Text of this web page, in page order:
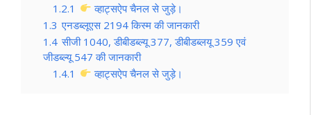
1.2.1
व्हाट्सऐप चैनल से जुड़े।
1.3 एनडब्लूएस 2194 किस्म की जानकारी
1.4 सीजी 1040, डीबीडब्ल्यू 377, डीबीडब्लयू 359 एवं
जीडब्ल्यू 547 की जानकारी
1.4.1
व्हाट्सऐप चैनल से जुड़े।